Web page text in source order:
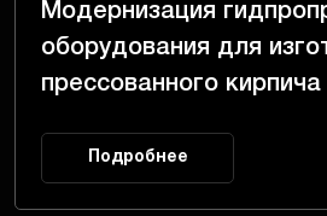
Модернизация
оборудования для
прессованного кирпича
Подробнее